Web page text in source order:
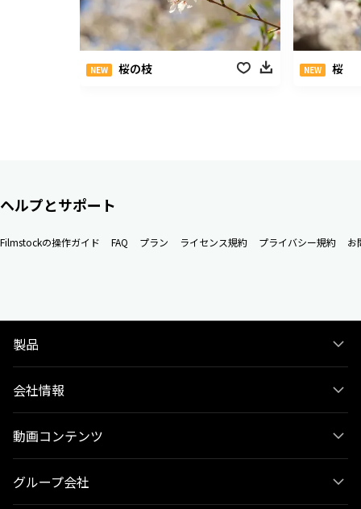
NEW 桜の枝 NEW 桜
ヘルプとサポート
Filmstockの操作ガイド FAQ プラン ライセンス規約 プライバシー規約 お
製品
会社情報
動画コンテンツ
グループ会社